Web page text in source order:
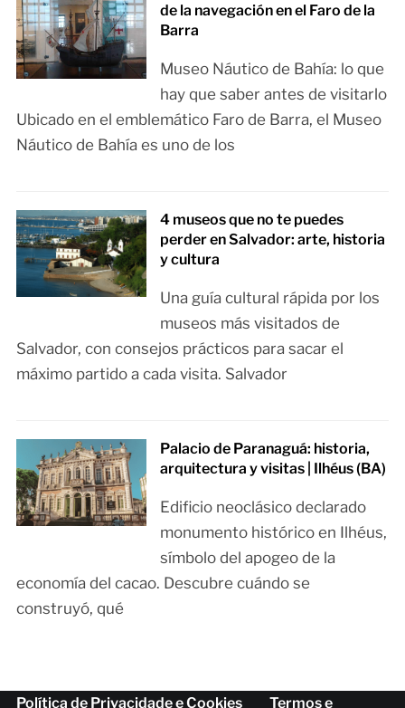
de la navegación en el Faro de la
Barra
Museo Náutico de Bahía: lo que
hay que saber antes de visitarlo
Ubicado en el emblemático Faro de Barra, el Museo
Náutico de Bahía es uno de los
4 museos que no te puedes
perder en Salvador: arte, historia
y cultura
Una guía cultural rápida por los
museos más visitados de
Salvador, con consejos prácticos para sacar el
máximo partido a cada visita. Salvador
Palacio de Paranaguá: historia,
arquitectura y visitas | Ilhéus (BA)
Edificio neoclásico declarado
monumento histórico en Ilhéus,
símbolo del apogeo de la
economía del cacao. Descubre cuándo se
construyó, qué
Política de Privacidade e Cookies Termos e